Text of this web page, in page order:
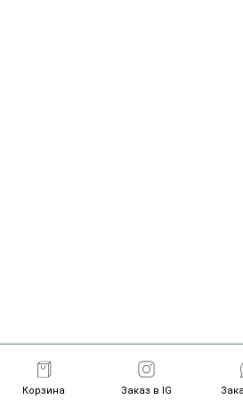
© САД Flowers, 2020—2026
Корзина Заказ в IG